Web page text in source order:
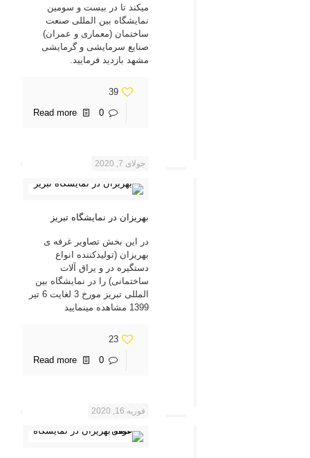
میکند تا در بیست و سومین
نمایشگاه بین المللی صنعت
ساختمان (معماری و عمران)
صنایع سرمایشی و گرمایشی
مشهد بازدید فرمایید.
39
0
Read more
جولای 7, 2020
بهریزان در نمایشگاه تبریز
در این بخش تصاویر غرفه ی
بهریزان (تولیدکننده انواع
دستگیره در و یراق آلات
ساختمانی) را در نمایشگاه بین
المللی تبریز مورخ 3 لغایت 6 تیر
1399 مشاهده مینمایید
23
0
Read more
فوریه 16, 2020